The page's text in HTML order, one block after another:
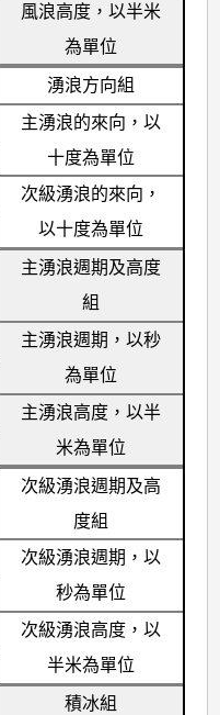
風浪高度，以半米
為單位
湧浪方向組
主湧浪的來向，以
十度為單位
次級湧浪的來向，
以十度為單位
主湧浪週期及高度
組
主湧浪週期，以秒
為單位
主湧浪高度，以半
米為單位
次級湧浪週期及高
度組
次級湧浪週期，以
秒為單位
次級湧浪高度，以
半米為單位
積冰組